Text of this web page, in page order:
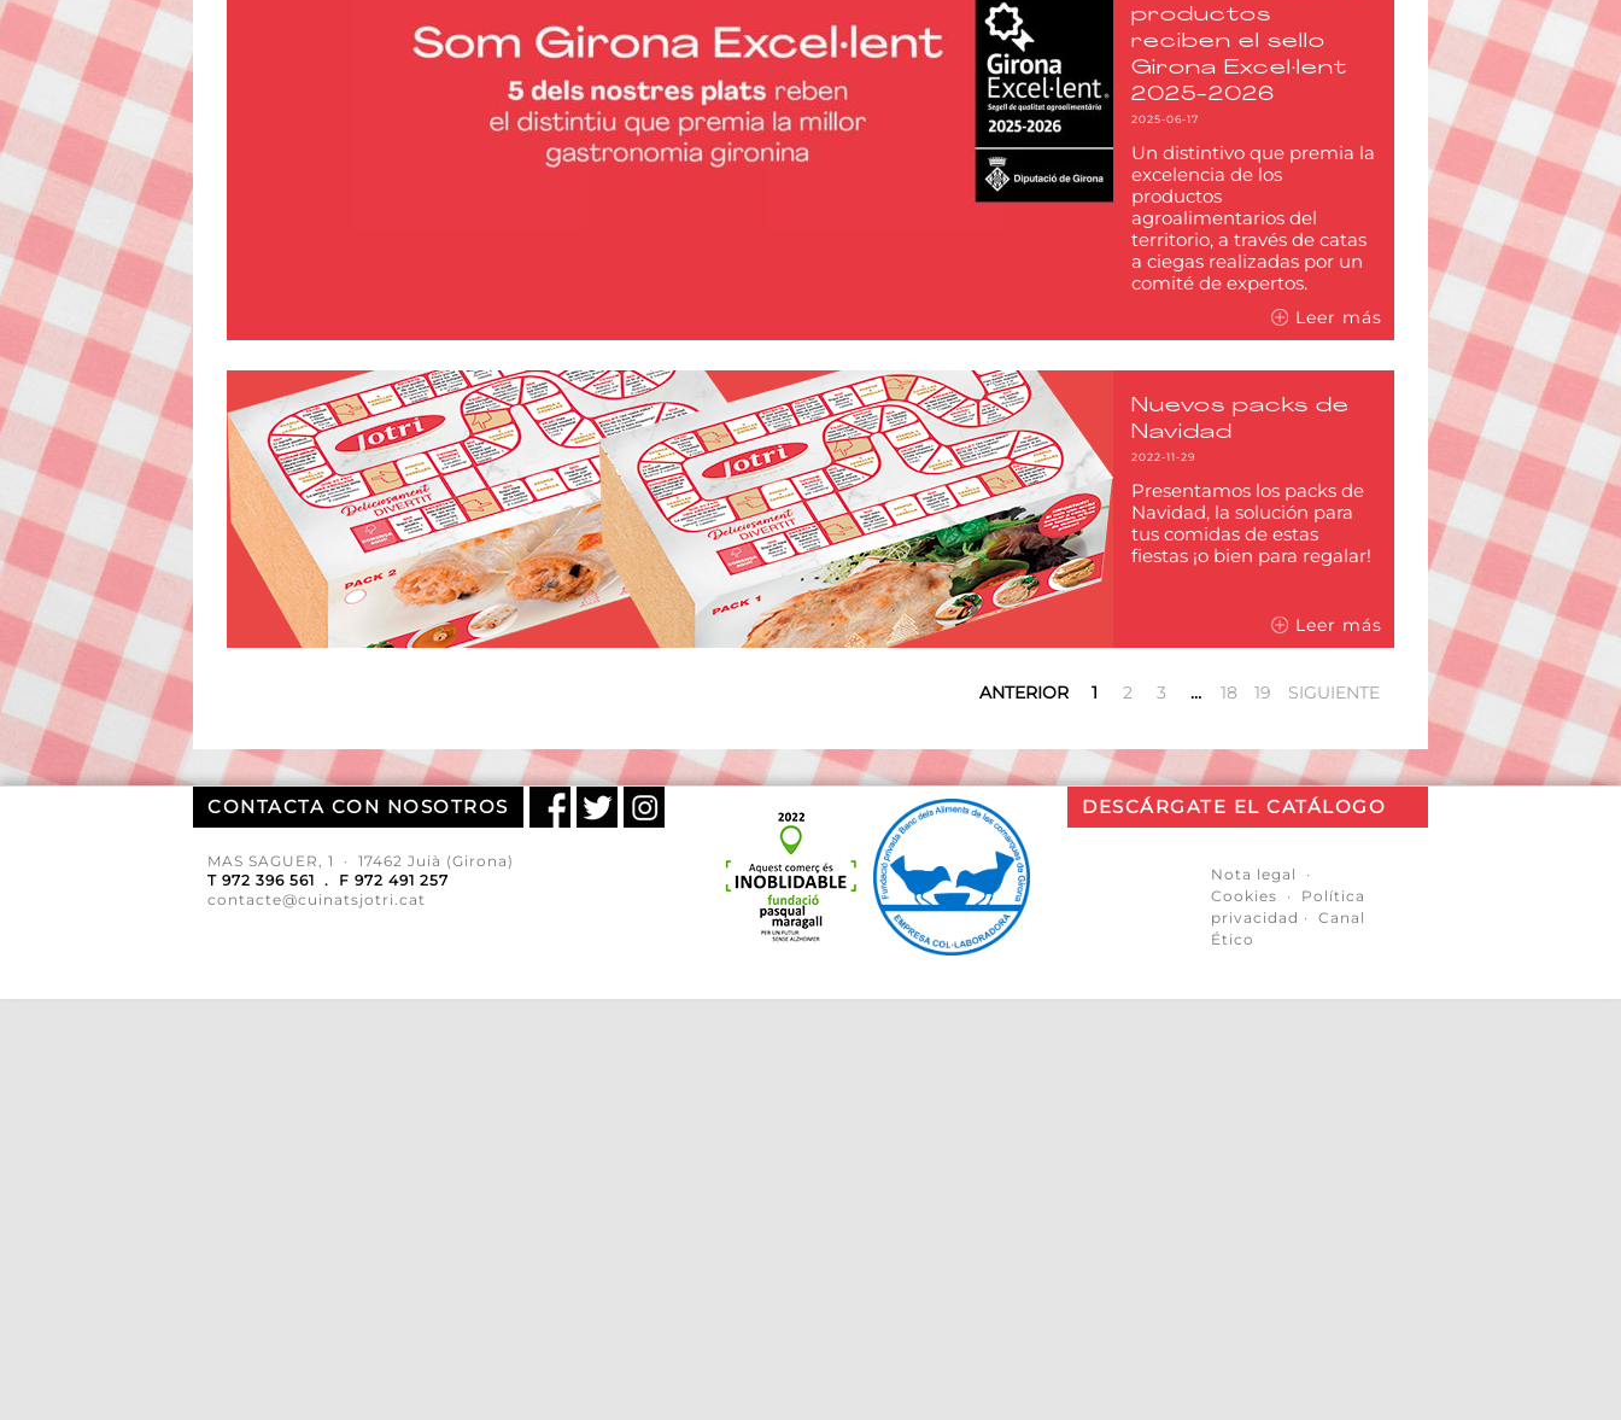
productos
reciben el sello
Girona Excel·lent
2025-2026
2025-06-17
Un distintivo que premia la
excelencia de los
productos
agroalimentarios del
territorio, a través de catas
a ciegas realizadas por un
comité de expertos.
Leer más
Nuevos packs de
Navidad
2022-11-29
Presentamos los packs de
Navidad, la solución para
tus comidas de estas
fiestas ¡o bien para regalar!
Leer más
ANTERIOR 1 2 3 … 18 19 SIGUIENTE
CONTACTA CON NOSOTROS
MAS SAGUER, 1 · 17462 Juià (Girona)
T 972 396 561 . F 972 491 257
contacte@cuinatsjotri.cat
DESCÁRGATE EL CATÁLOGO
Nota legal
·
Cookies · Política
privacidad · Canal
Ético